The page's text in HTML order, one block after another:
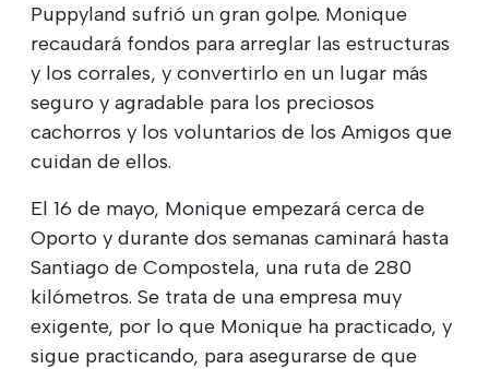
Puppyland sufrió un gran golpe. Monique
recaudará fondos para arreglar las estructuras
y los corrales, y convertirlo en un lugar más
seguro y agradable para los preciosos
cachorros y los voluntarios de los Amigos que
cuidan de ellos.
El 16 de mayo, Monique empezará cerca de
Oporto y durante dos semanas caminará hasta
Santiago de Compostela, una ruta de 280
kilómetros. Se trata de una empresa muy
exigente, por lo que Monique ha practicado, y
sigue practicando, para asegurarse de que